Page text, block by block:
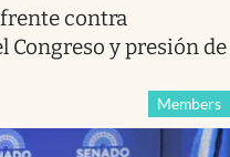
contra
Congreso y presión de
Members